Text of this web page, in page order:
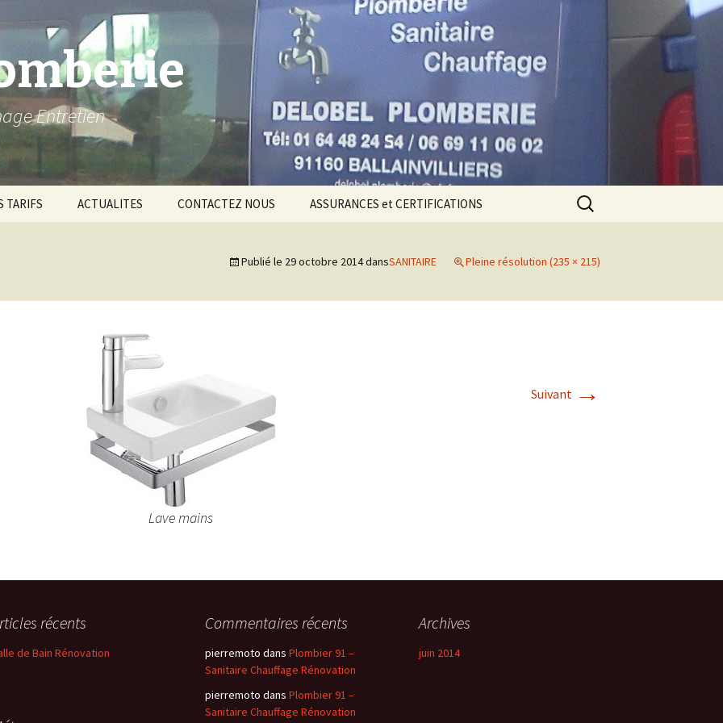
Entretien
TARIFS ACTUALITES CONTACTEZ NOUS ASSURANCES et CERTIFICATIONS
Rechercher :
Publié le 29 octobre 2014dansSANITAIRE Pleine résolution (235 × 215)
Suivant →
Lave mains
récents
de Bain Rénovation
Commentaires récents
pierremoto dans Plombier 91 –
Sanitaire Chauffage Rénovation
pierremoto dans Plombier 91 –
Sanitaire Chauffage Rénovation
Archives
juin 2014